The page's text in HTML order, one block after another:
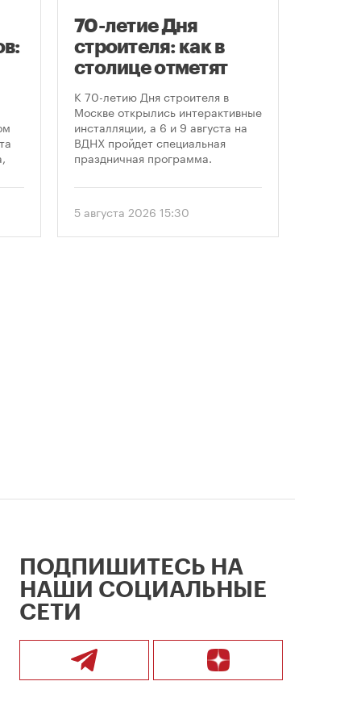
С
70-летие Дня
строителя: как в
столице отметят
круглую дату
профессионального
праздника
К 70-летию Дня строителя в
Москве открылись интерактивные
инсталляции, а 6 и 9 августа на
ВДНХ пройдет специальная
праздничная программа.
5 августа 2026 15:30
ПОДПИШИТЕСЬ НА
НАШИ СОЦИАЛЬНЫЕ
СЕТИ